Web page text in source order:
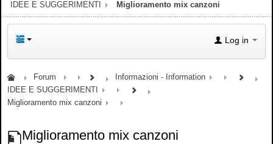
IDEE E SUGGERIMENTI
Miglioramento mix canzoni
Log in
Forum
Informazioni - Information
IDEE E SUGGERIMENTI
Miglioramento mix canzoni
Miglioramento mix canzoni